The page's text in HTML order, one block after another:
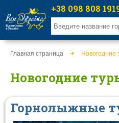
Главная страница Новогодние
Новогодние
Горнолыжные
+38 098 808